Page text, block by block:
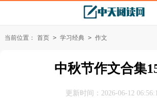
当前位置： 首页 > 学习经典 > 作文
中秋节作文合集
更新时间：2026-06-12